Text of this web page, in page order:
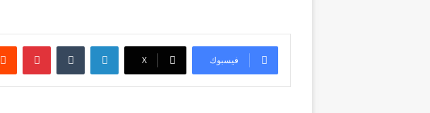
فيسبوك ‫X
لينكدإن بينتيريست